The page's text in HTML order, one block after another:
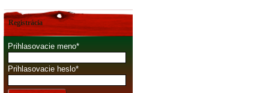
Registrácia
Prihlasovacie meno
Prihlasovacie heslo